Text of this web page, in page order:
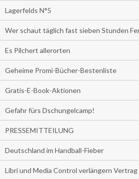
Lagerfelds N°5
Wer schaut täglich fast sieben Stunden
Es Pilchert allerorten
Geheime Promi-Bücher-Bestenliste
Gratis-E-Book-Aktionen
Gefahr fürs Dschungelcamp!
PRESSEMITTEILUNG
Deutschland im Handball-Fieber
Libri und Media Control verlängern